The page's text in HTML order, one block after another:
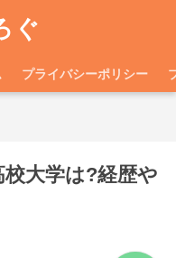
ぐ
プライバシーポリシー
大学は?経歴や